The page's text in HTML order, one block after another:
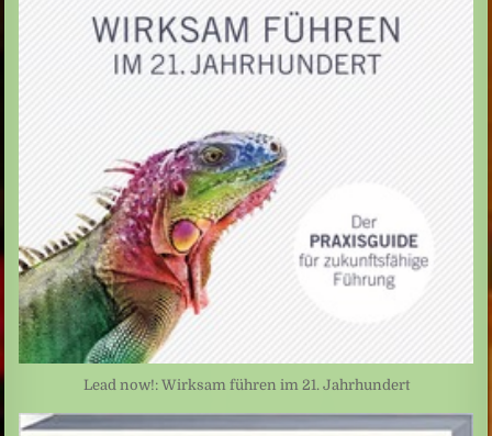
Lead now!: Wirksam führen im 21. Jahrhundert